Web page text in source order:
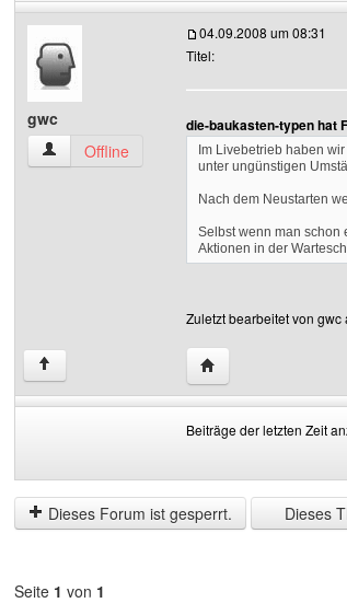
gwc
gwc Benutzer-Profile anzeigen
Offline
04.09.2008 um 08:31
Titel:
die-baukasten-typen hat
Im Livebetrieb haben
unter ungünstigen
Nach dem Neustarten
Selbst wenn man schon
Aktionen in der
Zuletzt bearbeitet von
↑ Website dieses
Beiträge der letzten Zeit
der
letzten
Zeit
by
Dieses Forum ist gesperrt.
Dieses
Seite 1 von 1